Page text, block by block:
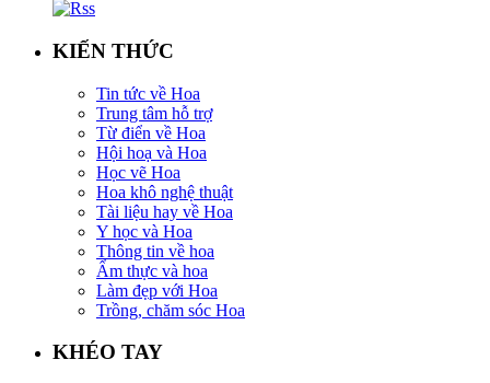
KIẾN THỨC
Tin tức về Hoa
Trung tâm hỗ trợ
Từ điển về Hoa
Hội hoạ và Hoa
Học vẽ Hoa
Hoa khô nghệ thuật
Tài liệu hay về Hoa
Y học và Hoa
Thông tin về hoa
Ẩm thực và hoa
Làm đẹp với Hoa
Trồng, chăm sóc Hoa
KHÉO TAY